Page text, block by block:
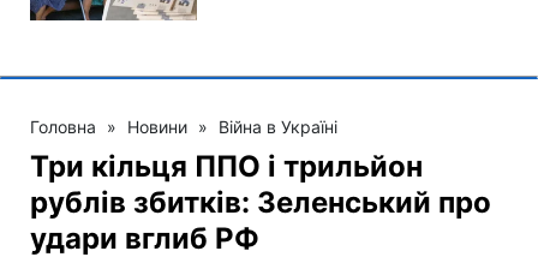
Головна » Новини » Війна в Україні
Три кільця ППО і трильйон
рублів збитків: Зеленський про
удари вглиб РФ